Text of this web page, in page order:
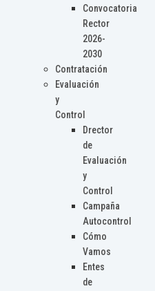
Convocatoria
Rector
2026-
2030
Contratación
Evaluación
y
Control
Drector
de
Evaluación
y
Control
Campaña
Autocontrol
Cómo
Vamos
Entes
de